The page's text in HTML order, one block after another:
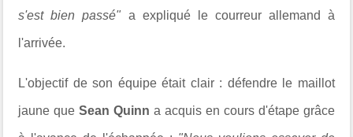
s'est bien passé" a expliqué le courreur allemand à
l'arrivée.
L'objectif de son équipe était clair : défendre le maillot
jaune queSean Quinn a acquis en cours d'étape grâce